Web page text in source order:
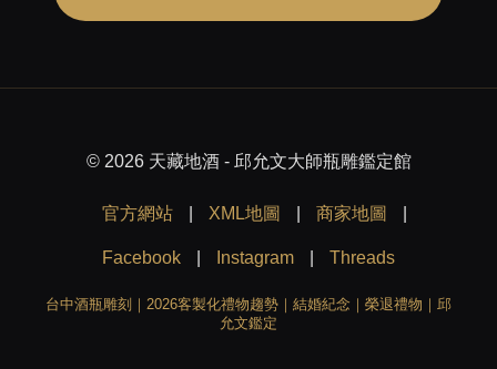
© 2026 天藏地酒 - 邱允文大師瓶雕鑑定館
官方網站 XML地圖 商家地圖
Facebook Instagram Threads
台中酒瓶雕刻｜2026客製化禮物趨勢｜結婚紀念｜榮退禮物｜邱
允文鑑定